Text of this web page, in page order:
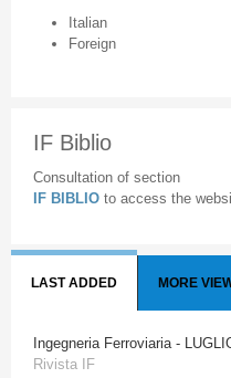
Italian
Foreign
IF Biblio
Consultation of section
IF BIBLIO to access the
LAST ADDED MORE
Ingegneria Ferroviaria -
Rivista IF